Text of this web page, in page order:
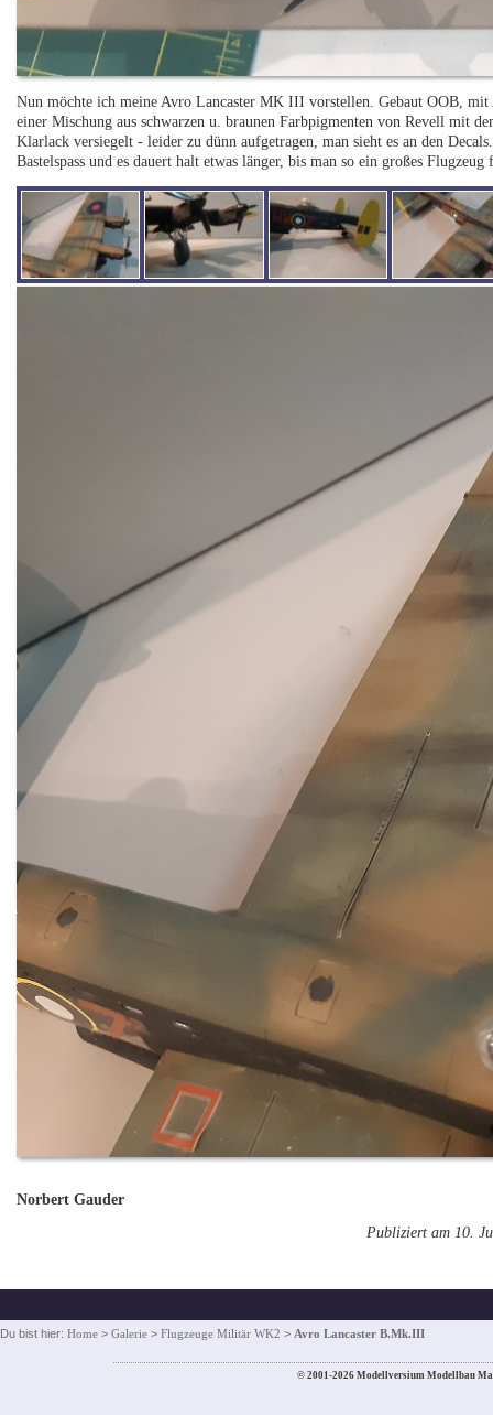
Nun möchte ich meine Avro Lancaster MK III vorstellen. Gebaut OOB,
einer Mischung aus schwarzen u. braunen Farbpigmenten von Revell mit
Klarlack versiegelt - leider zu dünn aufgetragen, man sieht es an den
Bastelspass und es dauert halt etwas länger, bis man so ein großes
Norbert Gauder
Publiziert am 10.
Du bist hier: Home > Galerie > Flugzeuge Militär WK2 > Avro Lancaster B.Mk.III
© 2001-2026 Modellversium Modellbau